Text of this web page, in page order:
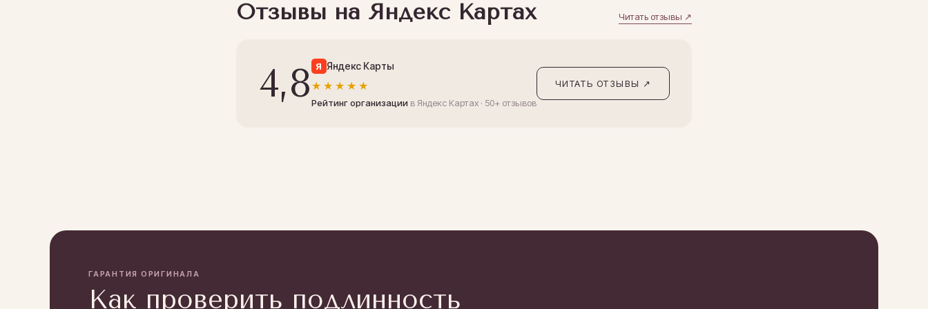
Отзывы на Яндекс Картах Читать отзывы ↗
4,8 Я Яндекс Карты
★★★★★
Рейтинг организации в Яндекс Картах · 50+ отзывов
ЧИТАТЬ ОТЗЫВЫ ↗
ГАРАНТИЯ ОРИГИНАЛА
Как проверить подлинность